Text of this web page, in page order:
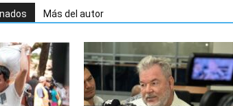
Más del autor